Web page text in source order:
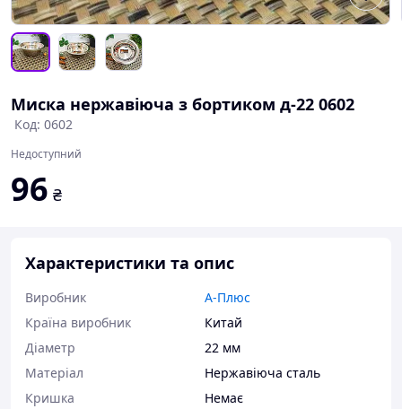
Миска нержавіюча з бортиком д-22 0602
Код: 0602
Недоступний
96 ₴
Характеристики та опис
Виробник
А-Плюс
Країна виробник
Китай
Діаметр
22 мм
Матеріал
Нержавіюча сталь
Кришка
Немає